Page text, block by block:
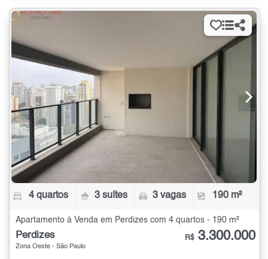
4 quartos 3 suítes 3 vagas 190 m²
Apartamento à Venda em Perdizes com 4 quartos - 190 m²
Perdizes
Zona Oeste - São Paulo
R$ 3.300.000